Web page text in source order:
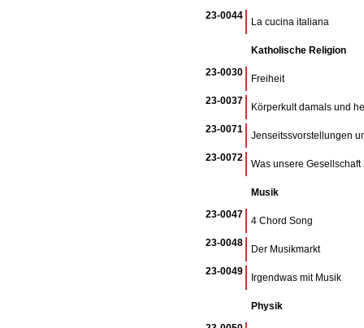
23-0044
La cucina italiana
Katholische Religion
23-0030
Freiheit
23-0037
Körperkult damals und
23-0071
Jenseitssvorstellungen
23-0072
Was unsere
Musik
23-0047
4 Chord Song
23-0048
Der Musikmarkt
23-0049
Irgendwas mit Musik
Physik